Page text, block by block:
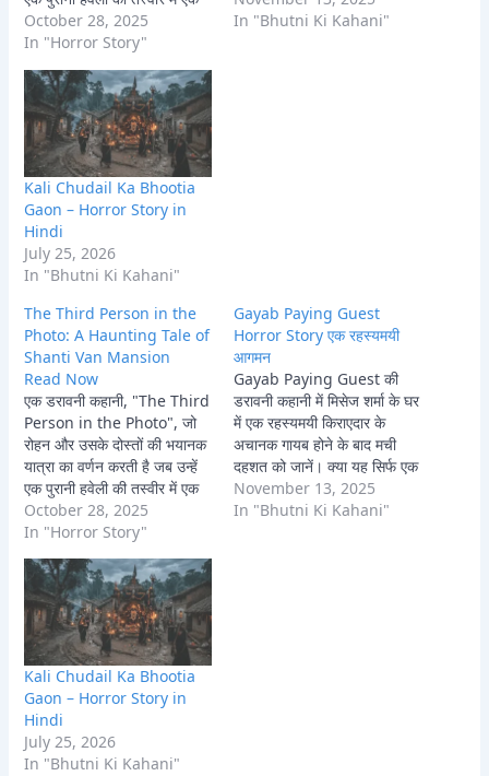
अनचाही आकृति मिलती है। जानें
कैसे यह फोटो उनकी ज़िंदगी में
आत्मा के…
October 28, 2025
In "Horror Story"
अभिशाप का हिस्सा?
In "Bhutni Ki Kahani"
Kali Chudail Ka Bhootia
Gaon – Horror Story in
Hindi
July 25, 2026
In "Bhutni Ki Kahani"
The Third Person in the
Photo: A Haunting Tale of
Shanti Van Mansion
Read Now
एक डरावनी कहानी, "The Third
Person in the Photo", जो
रोहन और उसके दोस्तों की भयानक
यात्रा का वर्णन करती है जब उन्हें
एक पुरानी हवेली की तस्वीर में एक
अनचाही आकृति मिलती है। जानें
कैसे यह फोटो उनकी ज़िंदगी में
आत्मा के…
October 28, 2025
In "Horror Story"
Gayab Paying Guest
Horror Story एक रहस्यमयी
आगमन
Gayab Paying Guest की
डरावनी कहानी में मिसेज शर्मा के घर
में एक रहस्यमयी किराएदार के
अचानक गायब होने के बाद मची
दहशत को जानें। क्या यह सिर्फ एक
गुमशुदगी थी या किसी प्राचीन
अभिशाप का हिस्सा?
November 13, 2025
In "Bhutni Ki Kahani"
Kali Chudail Ka Bhootia
Gaon – Horror Story in
Hindi
July 25, 2026
In "Bhutni Ki Kahani"